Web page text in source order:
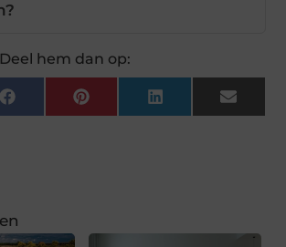
hem dan op:
FacebookPinterestLinkedInEmail